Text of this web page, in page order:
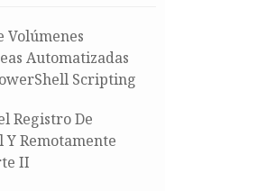
Volúmenes
Automatizadas
Scripting
Registro De
Remotamente
II